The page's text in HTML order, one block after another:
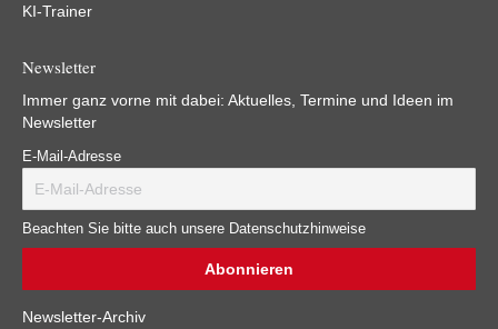
KI-Trainer
Newsletter
Immer ganz vorne mit dabei: Aktuelles, Termine und Ideen im
Newsletter
E-Mail-Adresse
Beachten Sie bitte auch unsere Datenschutzhinweise
Newsletter-Archiv